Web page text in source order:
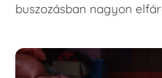
buszozásban nagyon